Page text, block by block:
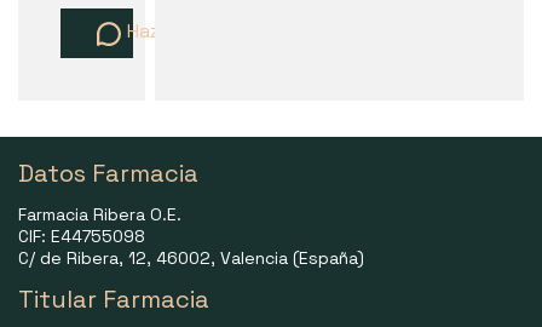
Haz una pregunta
Datos Farmacia
Farmacia Ribera O.E.
CIF: E44755098
C/ de Ribera, 12, 46002, Valencia (España)
Titular Farmacia